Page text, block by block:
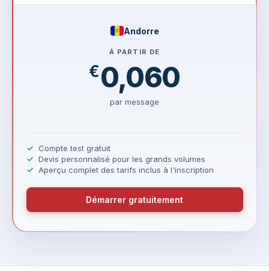
Andorre
À PARTIR DE
€0,060
par message
Compte test gratuit
Devis personnalisé pour les grands volumes
Aperçu complet des tarifs inclus à l'inscription
Démarrer gratuitement